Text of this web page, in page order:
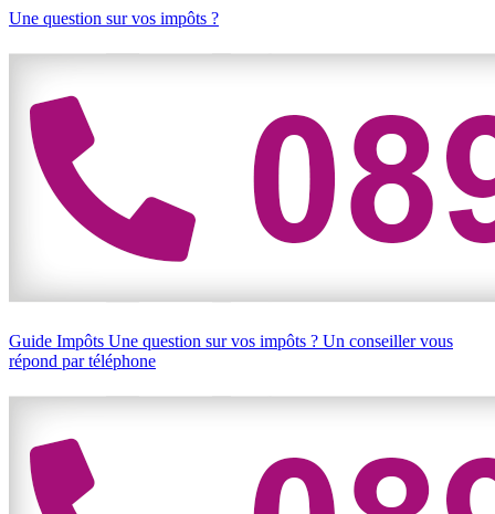
Une question sur vos impôts ?
Guide Impôts Une question sur vos impôts ? Un conseiller vous
répond par téléphone